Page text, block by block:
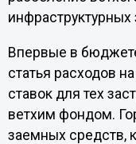
инфраструктурных
Впервые в
статья расходов
ставок для тех
ветхим фондом.
заемных средств,